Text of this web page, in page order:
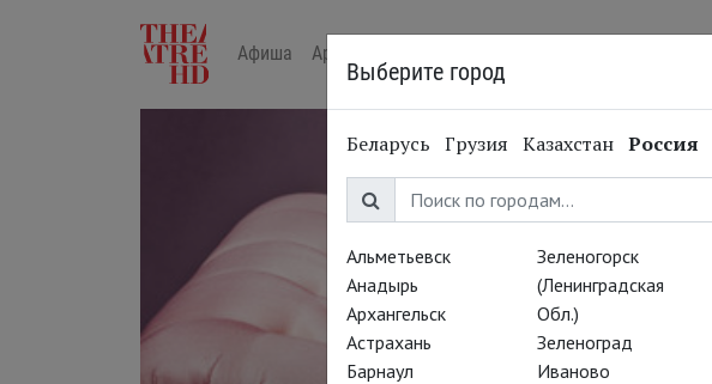
Афиша Арт-лекторий в кино
Выберите город
Беларусь Грузия Казахстан Россия
Альметьевск
Анадырь
Архангельск
Астрахань
Барнаул
Зеленогорск
(Ленинградская
Обл.)
Зеленоград
Иваново